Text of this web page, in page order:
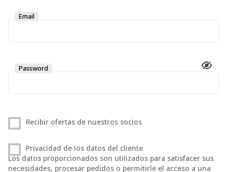
Email
Password
Recibir ofertas de nuestros socios
Privacidad de los datos del cliente
Los datos proporcionados son utilizados para satisfacer sus
necesidades, procesar pedidos o permitirle el acceso a una